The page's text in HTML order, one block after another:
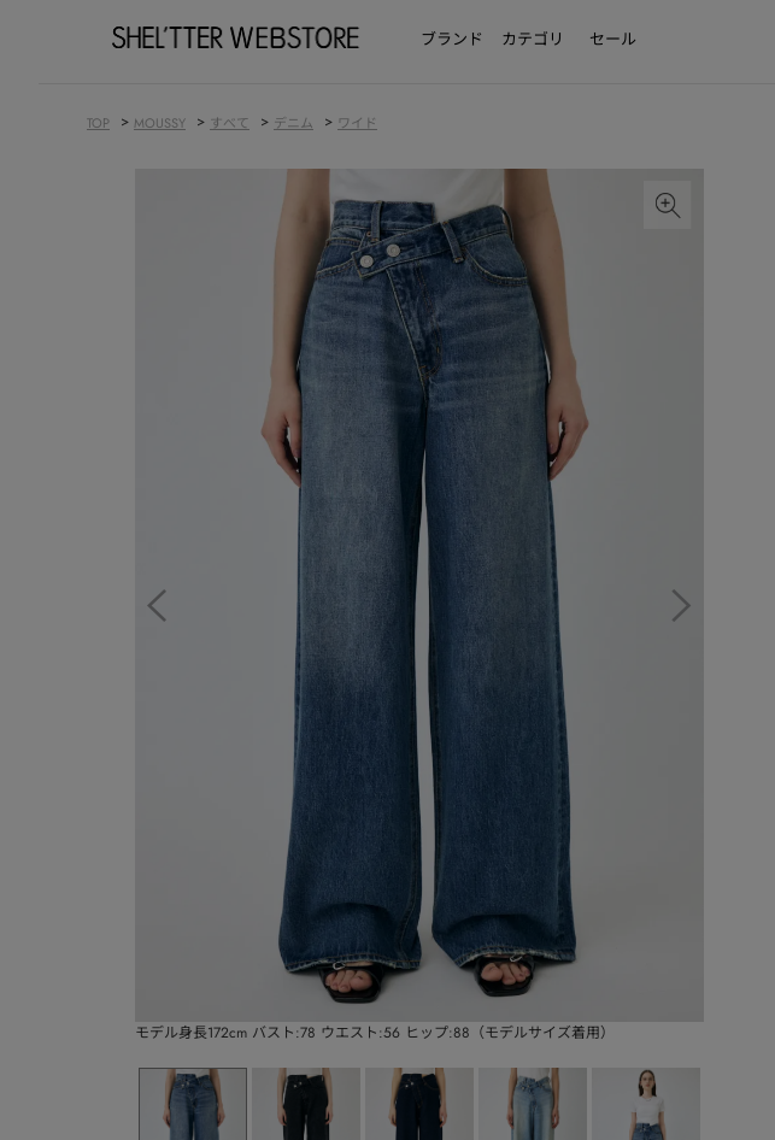
ブランド カテゴリ セール
TOP > MOUSSY > すべて > デニム > ワイド
モデル身長172cm バスト:78 ウエスト:56 ヒップ:88（モデルサイズ着用）